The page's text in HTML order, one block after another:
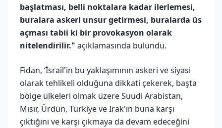
başlatması, belli noktalara kadar ilerlemesi,
buralara askeri unsur getirmesi, buralarda üs
açması tabii ki bir provokasyon olarak
nitelendirilir." açıklamasında bulundu.
Fidan, ‘İsrail'in bu yaklaşımının askeri ve siyasi
olarak tehlikeli olduğuna dikkati çekerek, başta
bölge ülkeleri olmak üzere Suudi Arabistan,
Mısır, Ürdün, Türkiye ve Irak'ın buna karşı
çıktığını ve karşı çıkmaya da devam edeceğini